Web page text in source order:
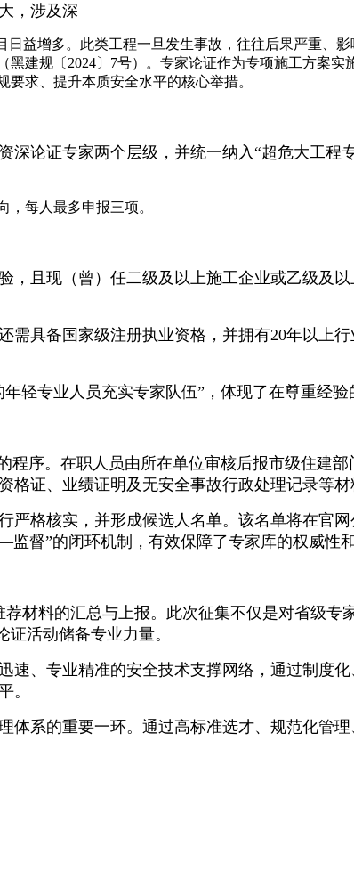
，涉及深
日益增多。此类工程一旦发生事故，往往后果严重、
建规〔2024〕7号）。专家论证作为专项施工方案
求、提升本质安全水平的核心举措。
论证专家两个层级，并统一纳入“超危大工程
，每人最多申报三项。
，且现（曾）任二级及以上施工企业或乙级及
需具备国家级注册执业资格，并拥有20年以上
轻专业人员充实专家队伍”，体现了在尊重经验
程序。在职人员由所在单位审核后报市级住建
证、业绩证明及无安全事故行政处理记录等材
严格核实，并形成候选人名单。该名单将在官
督”的闭环机制，有效保障了专家库的权威性和
材料的汇总与上报。此次征集不仅是对省级
活动储备专业力量。
速、专业精准的安全技术支撑网络，通过制度
。
体系的重要一环。通过高标准选才、规范化管